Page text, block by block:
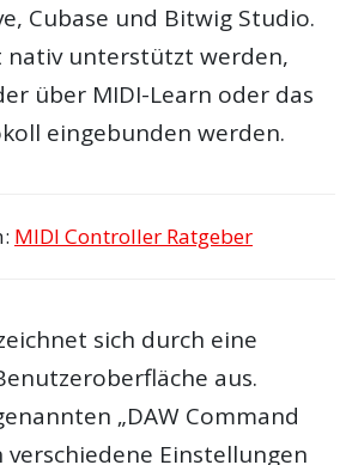
Cubase und Bitwig Studio.
nativ unterstützt werden,
über MIDI-Learn oder das
eingebunden werden.
MIDI Controller Ratgeber
sich durch eine
aus.
„DAW Command
verschiedene Einstellungen